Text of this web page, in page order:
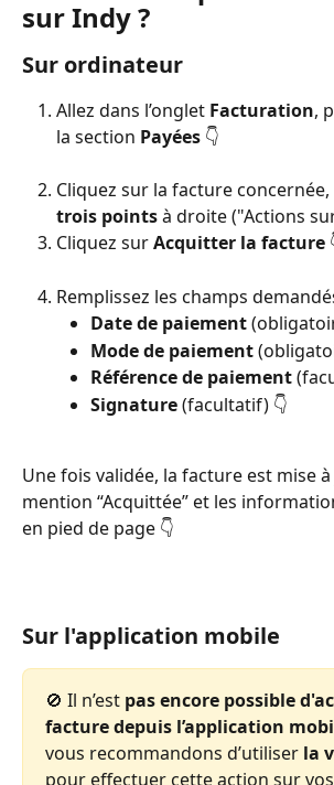
sur Indy ?
Sur ordinateur
Allez dans l’onglet Facturation,
la section Payées 👇
Cliquez sur la facture
trois points à droite ("Actions
Cliquez sur Acquitter la facture
Remplissez les champs
Date de paiement
Mode de paiement
Référence de paiement
Signature (facultatif) 👇
Une fois validée, la facture est mise
mention “Acquittée” et les
en pied de page 👇
Sur l'application mobile
🚫 Il n’est pas encore possible
facture depuis l’application
vous recommandons d’utiliser la
pour effectuer cette action sur